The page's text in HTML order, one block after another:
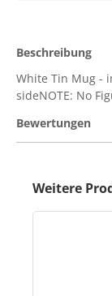
Beschreibung
White Tin Mug -
sideNOTE: No
Bewertungen
Weitere